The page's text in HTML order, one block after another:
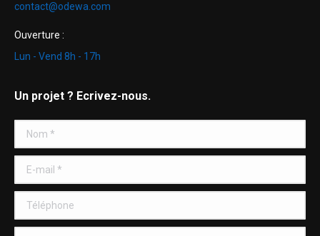
contact@odewa.com
Ouverture :
Lun - Vend 8h - 17h
Un projet ? Ecrivez-nous.
Nom *
E-mail *
Téléphone